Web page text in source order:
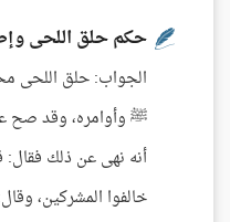
حكم حلق اللحى
الجواب: حلق اللحى
ﷺ وأوامره، وقد صح
أنه نهى عن ذلك فقال:
خالفوا المشركين،